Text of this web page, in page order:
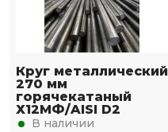
Круг металлический
270 мм
горячекатаный
Х12МФ/AISI D2
В наличии